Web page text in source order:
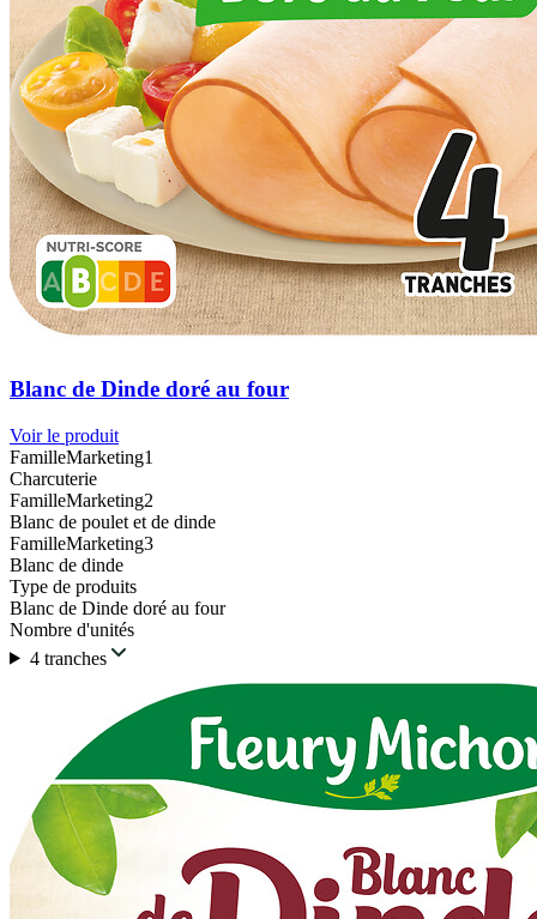
Blanc de Dinde doré au four
Voir le produit
FamilleMarketing1
Charcuterie
FamilleMarketing2
Blanc de poulet et de dinde
FamilleMarketing3
Blanc de dinde
Type de produits
Blanc de Dinde doré au four
Nombre d'unités
4 tranches